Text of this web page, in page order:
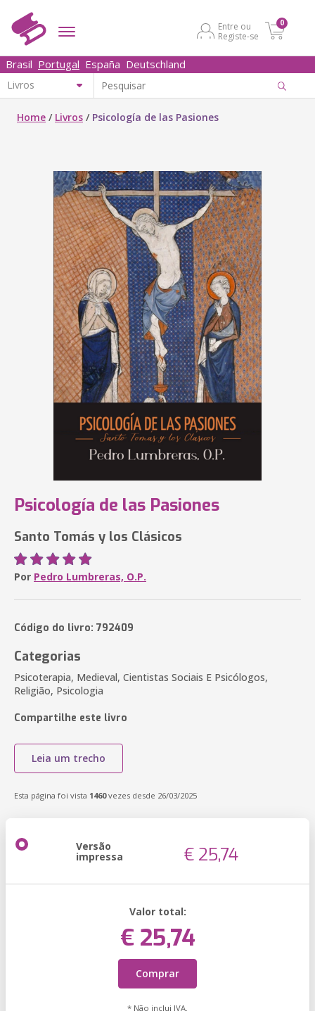
Entre ou
Registe-se
0
Brasil Portugal España Deutschland
Home / Livros / Psicología de las Pasiones
Psicología de las Pasiones
Santo Tomás y los Clásicos
Por Pedro Lumbreras, O.P.
Código do livro: 792409
Categorias
Psicoterapia, Medieval, Cientistas Sociais E Psicólogos,
Religião, Psicologia
Compartilhe este livro
Leia um trecho
Esta página foi vista 1460vezes desde 26/03/2025
Versão
impressa € 25,74
Valor total:
€ 25,74
Comprar
* Não inclui IVA.